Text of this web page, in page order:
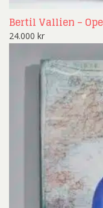
Bertil Vallien –
24.000 kr